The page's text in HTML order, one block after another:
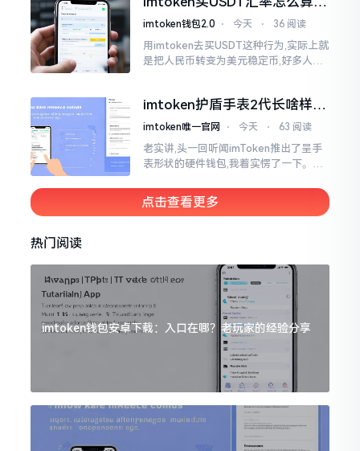
热锅上的蚂蚁,慌乱无措。
几点买最划算
imtoken钱包2.0 ⋅ 今天 ⋅ 36 阅读
用imtoken去买USDT这种行为,实际上就
是把人民币转变为美元稳定币,好多人在
低的状况
imtoken护盾手表2代长啥样？
真实上手体验分享
imtoken唯一官网 ⋅ 今天 ⋅ 63 阅读
老实讲,头一回听闻imToken推出了呈手
表形状的硬件钱包,我着实愣了一下。在c
然而做成手表样式的着实不多见。
点击查看更多
热门阅读
imtoken钱包安卓下载：入口在哪？老玩家的经验分享